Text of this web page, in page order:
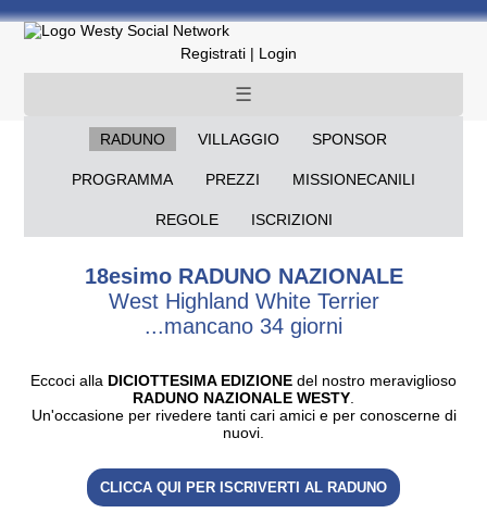
Registrati| Login
☰
RADUNO VILLAGGIO SPONSOR
PROGRAMMA PREZZI MISSIONECANILI
REGOLE ISCRIZIONI
18esimo RADUNO NAZIONALE
West Highland White Terrier
...mancano 34 giorni
Eccoci alla DICIOTTESIMA EDIZIONE del nostro meraviglioso
RADUNO NAZIONALE WESTY
Un'occasione per rivedere tanti cari amici e per conoscerne di
nuovi.
CLICCA QUI PER ISCRIVERTI AL RADUNO